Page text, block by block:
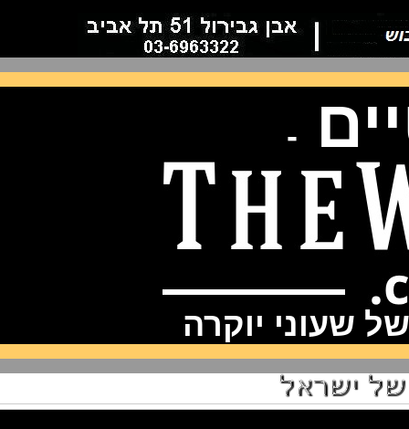
-
יוקרה